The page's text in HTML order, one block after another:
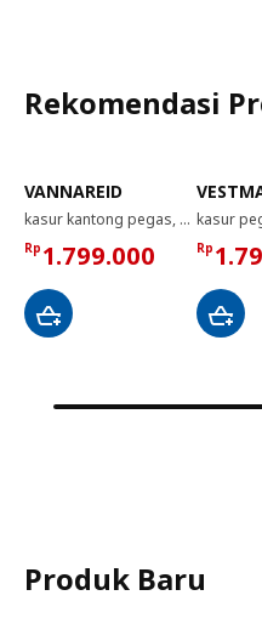
Rekomendasi
VANNAREID
kasur kantong pegas, ekstra keras/krem, 80x200 cm
Rp 1.799.000 Rp
Produk Baru